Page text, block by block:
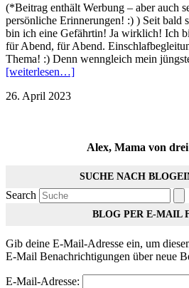
(*Beitrag enthält Werbung – aber auch
persönliche Erinnerungen! :) ) Seit bald
bin ich eine Gefährtin! Ja wirklich! Ich
für Abend, für Abend.
Thema! :) Denn wenngleich mein
[weiterlesen…]
26. April 2023
Alex, Mama von
SUCHE NACH
Search
BLOG PER E-MAIL
Gib deine E-Mail-Adresse ein, um
E-Mail Benachrichtigungen über neue
E-Mail-Adresse: